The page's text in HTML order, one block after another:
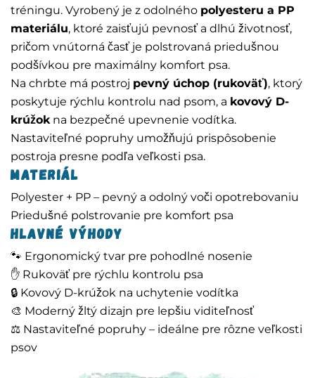
tréningu. Vyrobený je z odolného polyesteru a PP
materiálu, ktoré zaisťujú pevnosť a dlhú životnosť,
pričom vnútorná časť je polstrovaná priedušnou
podšívkou pre maximálny komfort psa.
Na chrbte má postroj pevný úchop (rukoväť), ktorý
poskytuje rýchlu kontrolu nad psom, a kovový D-
krúžokna bezpečné upevnenie vodítka.
Nastaviteľné popruhy umožňujú prispôsobenie
postroja presne podľa veľkosti psa.
Materiál
Polyester + PP – pevný a odolný voči opotrebovaniu
Priedušné polstrovanie pre komfort psa
Hlavné výhody
🐾 Ergonomický tvar pre pohodlné nosenie
✋ Rukoväť pre rýchlu kontrolu psa
🔒 Kovový D-krúžok na uchytenie vodítka
🎨 Moderný žltý dizajn pre lepšiu viditeľnosť
⚖️ Nastaviteľné popruhy – ideálne pre rôzne veľkosti
psov